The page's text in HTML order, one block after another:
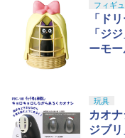
フィギ
「ド
「ジ
ーモ
玩具
カオ
ジブ